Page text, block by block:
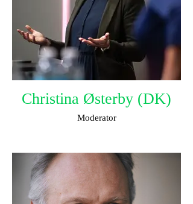
Christina Østerby (DK)
Moderator